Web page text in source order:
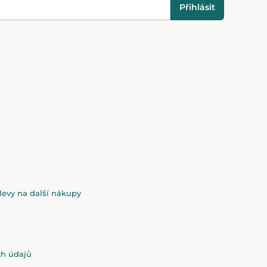
Přihlásit
na další nákupy
údajů